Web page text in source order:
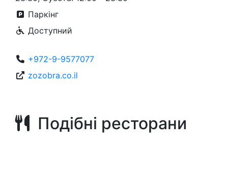
Паркінг
Доступний
+972-9-9577077
zozobra.co.il
Подібні ресторани